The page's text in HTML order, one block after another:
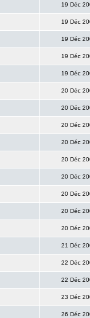
19 Déc
19 Déc
19 Déc
19 Déc
19 Déc
20 Déc
20 Déc
20 Déc
20 Déc
20 Déc
20 Déc
20 Déc
20 Déc
20 Déc
21 Déc
22 Déc
22 Déc
23 Déc
26 Déc